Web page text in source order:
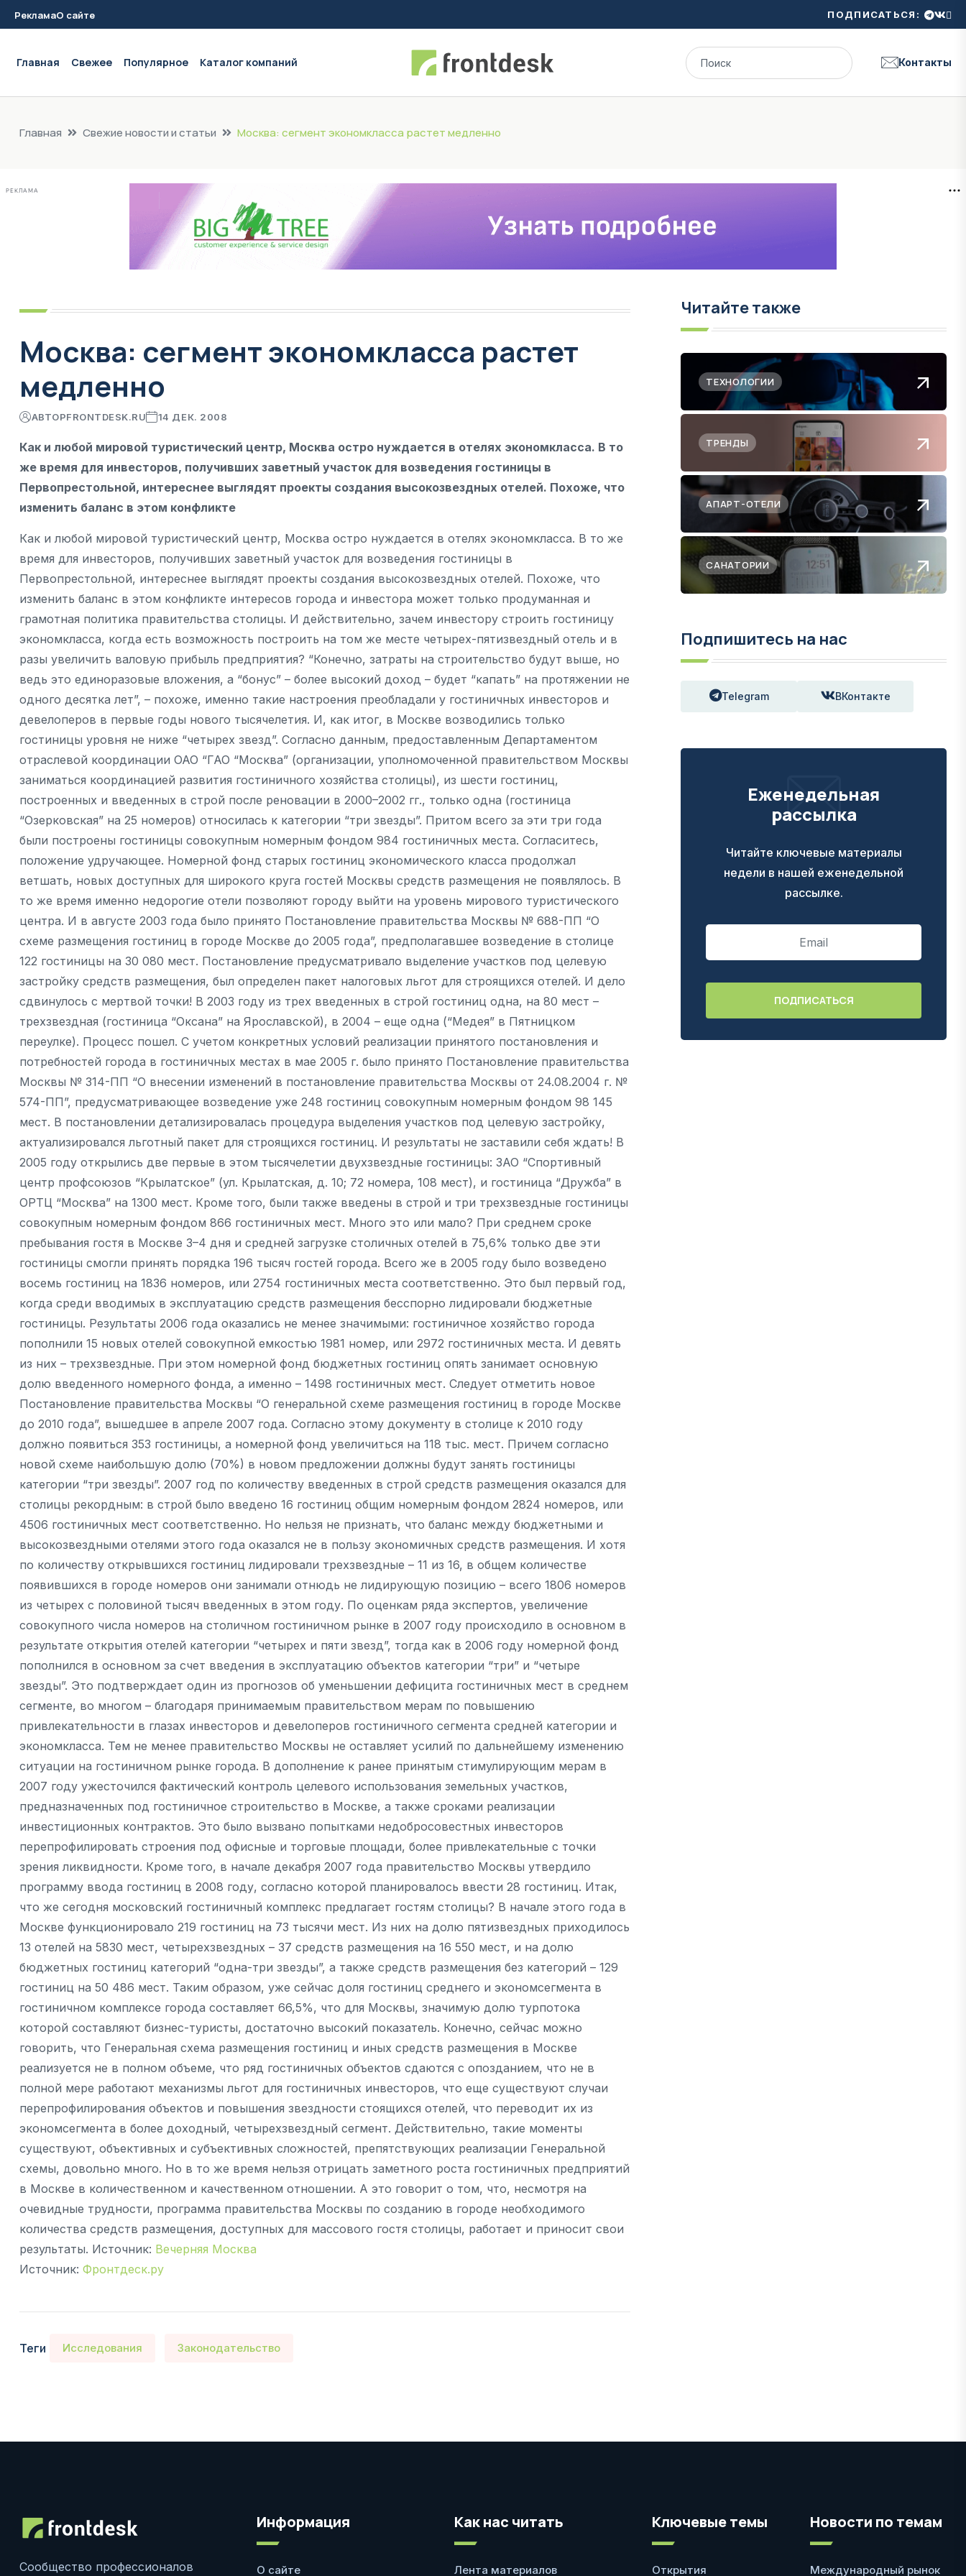
РекламаО сайте ПОДПИСАТЬСЯ:
Главная Свежее Популярное Каталог компаний Контакты
Главная Свежие новости и статьи Москва: сегмент экономкласса растет медленно
РЕКЛАМА
Москва: сегмент экономкласса растет
медленно
АВТОРFRONTDESK.RU 14 ДЕК. 2008
Как и любой мировой туристический центр, Москва остро нуждается в отелях экономкласса. В то
же время для инвесторов, получивших заветный участок для возведения гостиницы в
Первопрестольной, интереснее выглядят проекты создания высокозвездных отелей. Похоже, что
изменить баланс в этом конфликте
Как и любой мировой туристический центр, Москва остро нуждается в отелях экономкласса. В то же
время для инвесторов, получивших заветный участок для возведения гостиницы в
Первопрестольной, интереснее выглядят проекты создания высокозвездных отелей. Похоже, что
изменить баланс в этом конфликте интересов города и инвестора может только продуманная и
грамотная политика правительства столицы. И действительно, зачем инвестору строить гостиницу
экономкласса, когда есть возможность построить на том же месте четырех-пятизвездный отель и в
разы увеличить валовую прибыль предприятия? “Конечно, затраты на строительство будут выше, но
ведь это единоразовые вложения, а “бонус” – более высокий доход – будет “капать” на протяжении не
одного десятка лет”, – похоже, именно такие настроения преобладали у гостиничных инвесторов и
девелоперов в первые годы нового тысячелетия. И, как итог, в Москве возводились только
гостиницы уровня не ниже “четырех звезд”. Согласно данным, предоставленным Департаментом
отраслевой координации ОАО “ГАО “Москва” (организации, уполномоченной правительством Москвы
заниматься координацией развития гостиничного хозяйства столицы), из шести гостиниц,
построенных и введенных в строй после реновации в 2000–2002 гг., только одна (гостиница
“Озерковская” на 25 номеров) относилась к категории “три звезды”. Притом всего за эти три года
были построены гостиницы совокупным номерным фондом 984 гостиничных места. Согласитесь,
положение удручающее. Номерной фонд старых гостиниц экономического класса продолжал
ветшать, новых доступных для широкого круга гостей Москвы средств размещения не появлялось. В
то же время именно недорогие отели позволяют городу выйти на уровень мирового туристического
центра. И в августе 2003 года было принято Постановление правительства Москвы № 688-ПП “О
схеме размещения гостиниц в городе Москве до 2005 года”, предполагавшее возведение в столице
122 гостиницы на 30 080 мест. Постановление предусматривало выделение участков под целевую
застройку средств размещения, был определен пакет налоговых льгот для строящихся отелей. И дело
сдвинулось с мертвой точки! В 2003 году из трех введенных в строй гостиниц одна, на 80 мест –
трехзвездная (гостиница “Оксана” на Ярославской), в 2004 – еще одна (“Медея” в Пятницком
переулке). Процесс пошел. С учетом конкретных условий реализации принятого постановления и
потребностей города в гостиничных местах в мае 2005 г. было принято Постановление правительства
Москвы № 314-ПП “О внесении изменений в постановление правительства Москвы от 24.08.2004 г. №
574-ПП”, предусматривающее возведение уже 248 гостиниц совокупным номерным фондом 98 145
мест. В постановлении детализировалась процедура выделения участков под целевую застройку,
актуализировался льготный пакет для строящихся гостиниц. И результаты не заставили себя ждать! В
2005 году открылись две первые в этом тысячелетии двухзвездные гостиницы: ЗАО “Спортивный
центр профсоюзов “Крылатское” (ул. Крылатская, д. 10; 72 номера, 108 мест), и гостиница “Дружба” в
ОРТЦ “Москва” на 1300 мест. Кроме того, были также введены в строй и три трехзвездные гостиницы
совокупным номерным фондом 866 гостиничных мест. Много это или мало? При среднем сроке
пребывания гостя в Москве 3–4 дня и средней загрузке столичных отелей в 75,6% только две эти
гостиницы смогли принять порядка 196 тысяч гостей города. Всего же в 2005 году было возведено
восемь гостиниц на 1836 номеров, или 2754 гостиничных места соответственно. Это был первый год,
когда среди вводимых в эксплуатацию средств размещения бесспорно лидировали бюджетные
гостиницы. Результаты 2006 года оказались не менее значимыми: гостиничное хозяйство города
пополнили 15 новых отелей совокупной емкостью 1981 номер, или 2972 гостиничных места. И девять
из них – трехзвездные. При этом номерной фонд бюджетных гостиниц опять занимает основную
долю введенного номерного фонда, а именно – 1498 гостиничных мест. Следует отметить новое
Постановление правительства Москвы “О генеральной схеме размещения гостиниц в городе Москве
до 2010 года”, вышедшее в апреле 2007 года. Согласно этому документу в столице к 2010 году
должно появиться 353 гостиницы, а номерной фонд увеличиться на 118 тыс. мест. Причем согласно
новой схеме наибольшую долю (70%) в новом предложении должны будут занять гостиницы
категории “три звезды”. 2007 год по количеству введенных в строй средств размещения оказался для
столицы рекордным: в строй было введено 16 гостиниц общим номерным фондом 2824 номеров, или
4506 гостиничных мест соответственно. Но нельзя не признать, что баланс между бюджетными и
высокозвездными отелями этого года оказался не в пользу экономичных средств размещения. И хотя
по количеству открывшихся гостиниц лидировали трехзвездные – 11 из 16, в общем количестве
появившихся в городе номеров они занимали отнюдь не лидирующую позицию – всего 1806 номеров
из четырех с половиной тысяч введенных в этом году. По оценкам ряда экспертов, увеличение
совокупного числа номеров на столичном гостиничном рынке в 2007 году происходило в основном в
результате открытия отелей категории “четырех и пяти звезд”, тогда как в 2006 году номерной фонд
пополнился в основном за счет введения в эксплуатацию объектов категории “три” и “четыре
звезды”. Это подтверждает один из прогнозов об уменьшении дефицита гостиничных мест в среднем
сегменте, во многом – благодаря принимаемым правительством мерам по повышению
привлекательности в глазах инвесторов и девелоперов гостиничного сегмента средней категории и
экономкласса. Тем не менее правительство Москвы не оставляет усилий по дальнейшему изменению
ситуации на гостиничном рынке города. В дополнение к ранее принятым стимулирующим мерам в
2007 году ужесточился фактический контроль целевого использования земельных участков,
предназначенных под гостиничное строительство в Москве, а также сроками реализации
инвестиционных контрактов. Это было вызвано попытками недобросовестных инвесторов
перепрофилировать строения под офисные и торговые площади, более привлекательные с точки
зрения ликвидности. Кроме того, в начале декабря 2007 года правительство Москвы утвердило
программу ввода гостиниц в 2008 году, согласно которой планировалось ввести 28 гостиниц. Итак,
что же сегодня московский гостиничный комплекс предлагает гостям столицы? В начале этого года в
Москве функционировало 219 гостиниц на 73 тысячи мест. Из них на долю пятизвездных приходилось
13 отелей на 5830 мест, четырехзвездных – 37 средств размещения на 16 550 мест, и на долю
бюджетных гостиниц категорий “одна-три звезды”, а также средств размещения без категорий – 129
гостиниц на 50 486 мест. Таким образом, уже сейчас доля гостиниц среднего и экономсегмента в
гостиничном комплексе города составляет 66,5%, что для Москвы, значимую долю турпотока
которой составляют бизнес-туристы, достаточно высокий показатель. Конечно, сейчас можно
говорить, что Генеральная схема размещения гостиниц и иных средств размещения в Москве
реализуется не в полном объеме, что ряд гостиничных объектов сдаются с опозданием, что не в
полной мере работают механизмы льгот для гостиничных инвесторов, что еще существуют случаи
перепрофилирования объектов и повышения звездности стоящихся отелей, что переводит их из
экономсегмента в более доходный, четырехзвездный сегмент. Действительно, такие моменты
существуют, объективных и субъективных сложностей, препятствующих реализации Генеральной
схемы, довольно много. Но в то же время нельзя отрицать заметного роста гостиничных предприятий
в Москве в количественном и качественном отношении. А это говорит о том, что, несмотря на
очевидные трудности, программа правительства Москвы по созданию в городе необходимого
количества средств размещения, доступных для массового гостя столицы, работает и приносит свои
результаты. Источник: Вечерняя Москва
Источник: Фронтдеск.ру
Теги Исследования Законодательство
Читайте также
ТЕХНОЛОГИИ
ТРЕНДЫ
АПАРТ-ОТЕЛИ
САНАТОРИИ
Подпишитесь на нас
Telegram ВКонтакте
Еженедельная
рассылка
Читайте ключевые материалы
недели в нашей еженедельной
рассылке.
Сообщество профессионалов
Информация
О сайте
Как нас читать
Лента материалов
Ключевые темы
Открытия
Новости по темам
Международный рынок